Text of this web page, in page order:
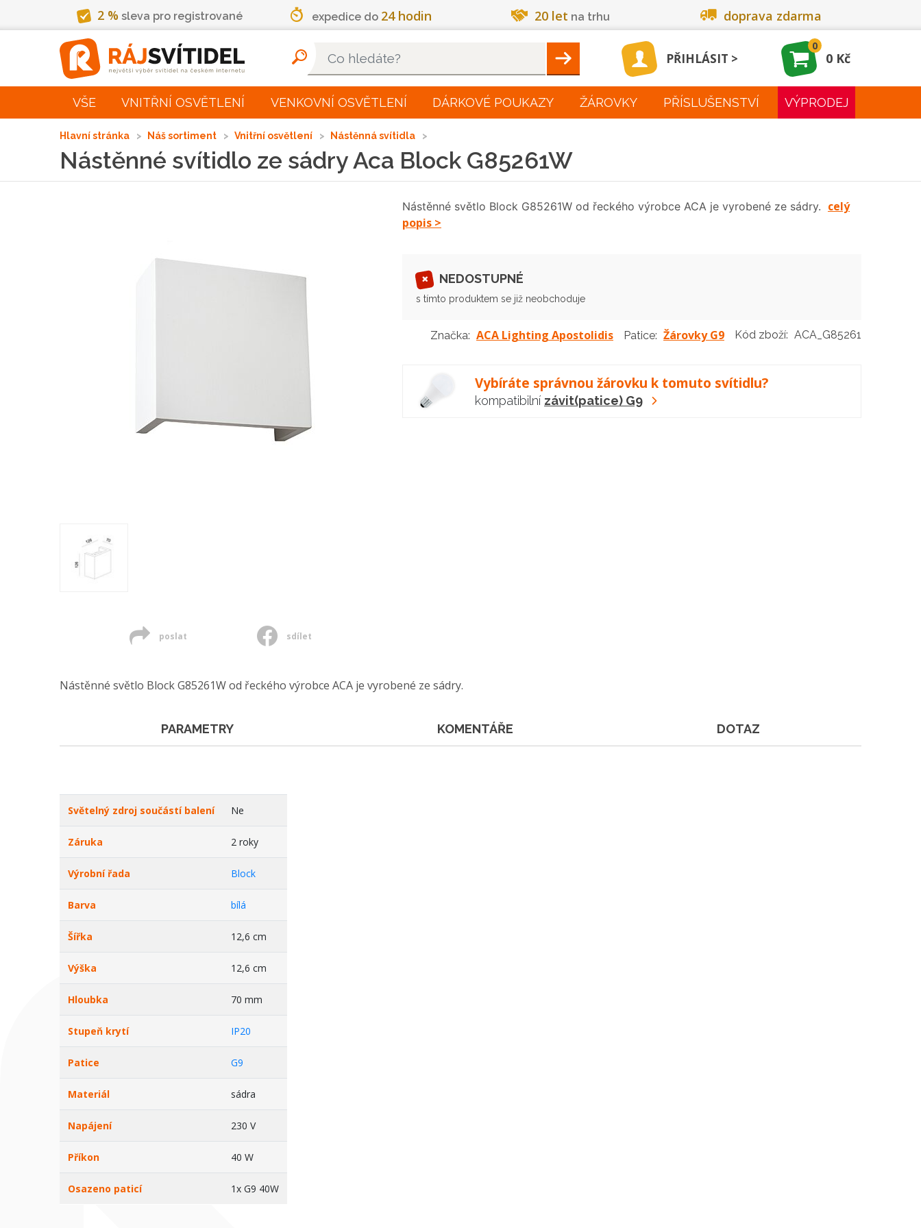
2 % sleva pro registrované expedice do 24 hodin 20 let na trhu doprava zdarma
Hleadat PŘIHLÁSIT
0
0 Kč
VŠE VNITŘNÍ OSVĚTLENÍ VENKOVNÍ OSVĚTLENÍ DÁRKOVÉ POUKAZY ŽÁROVKY PŘÍSLUŠENSTVÍ VÝPRODEJ
Hlavní stránka Náš sortiment Vnitřní osvětlení Nástěnná svítidla
Nástěnné svítidlo ze sádry Aca Block G85261W
poslat sdílet
Nástěnné světlo Block G85261W od řeckého výrobce ACA je vyrobené ze sádry. celý
popis >
NEDOSTUPNÉ
s tímto produktem se již neobchoduje
Značka: ACA Lighting Apostolidis Patice: Žárovky G9 Kód zboží: ACA_G85261
Vybíráte správnou žárovku k tomuto svítidlu?
kompatibilní závit(patice) G9
Nástěnné světlo Block G85261W od řeckého výrobce ACA je vyrobené ze sádry.
PARAMETRY KOMENTÁŘE DOTAZ
Světelný zdroj součástí balení Ne
Záruka 2 roky
Výrobní řada Block
Barva bílá
Šířka 12,6 cm
Výška 12,6 cm
Hloubka 70 mm
Stupeň krytí IP20
Patice G9
Materiál sádra
Napájení 230 V
Příkon 40 W
Osazeno paticí 1x G9 40W